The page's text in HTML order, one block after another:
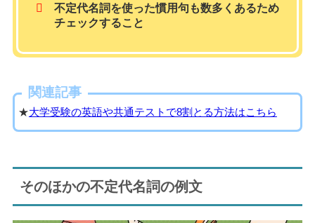
不定代名詞を使った慣用句も数多くあるため
チェックすること
関連記事
★大学受験の英語や共通テストで8割とる方法はこちら
そのほかの不定代名詞の例文